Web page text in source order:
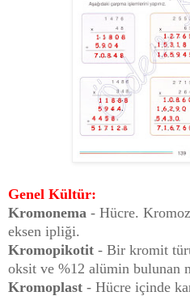
Genel Kültür:
Kromonema - Hücre.
eksen ipliği.
Kromopikotit - Bir kromit
oksit ve %12 alümin bulunan
Kromoplast - Hücre içinde